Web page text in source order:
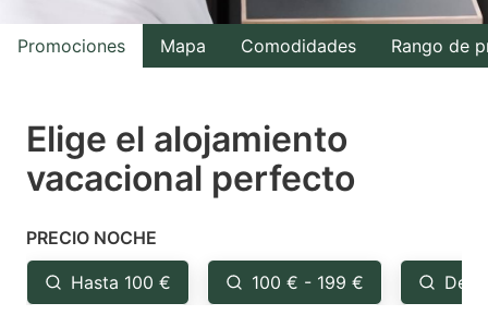
with
the
select
a
Press
the
question
with
the
select
a
the
question
Promociones Mapa Comodidades Rango de
Elige el alojamiento
vacacional perfecto
PRECIO NOCHE
Hasta 100 € 100 € - 199 €